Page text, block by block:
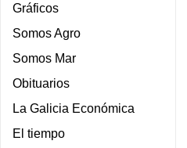
Gráficos
Somos Agro
Somos Mar
Obituarios
La Galicia Económica
El tiempo